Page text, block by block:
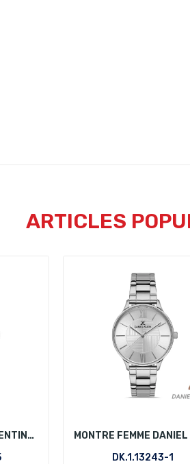
ARTICLES
MONTRE FEMME VALENTINO ORLANDI VO.1.10020-5
DK.1.13243-1